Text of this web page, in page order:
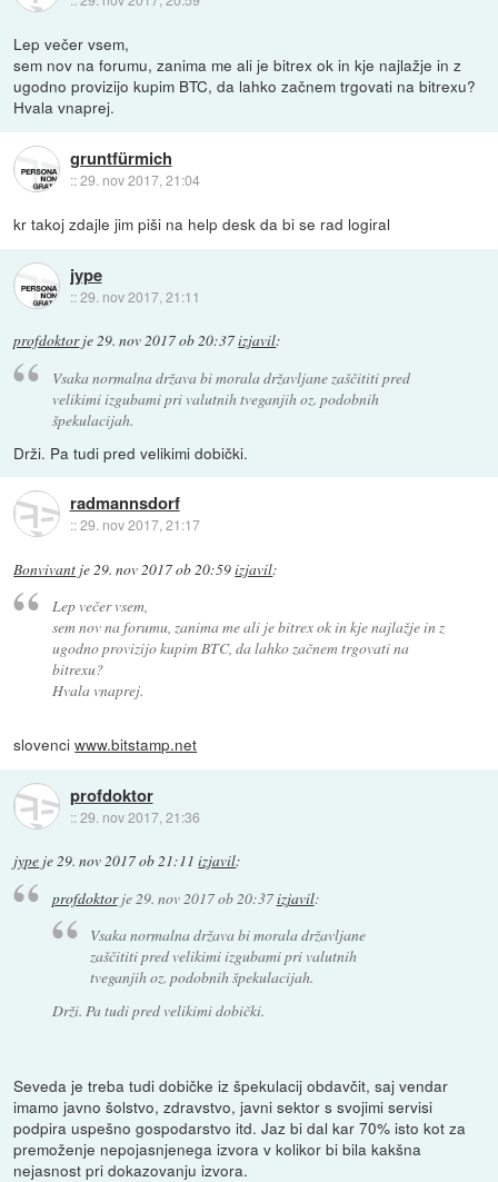
Lep večer vsem,
sem nov na forumu, zanima me ali je bitrex ok in kje najlažje in z
ugodno provizijo kupim BTC, da lahko začnem trgovati na bitrexu?
Hvala vnaprej.
gruntfürmich
::29. nov 2017, 21:04
kr takoj zdajle jim piši na help desk da bi se rad logiral
jype
::29. nov 2017, 21:11
profdoktorje29. nov 2017 ob 20:37izjavil:
Vsaka normalna država bi morala državljane zaščititi pred
velikimi izgubami pri valutnih tveganjih oz. podobnih
špekulacijah.
Drži. Pa tudi pred velikimi dobički.
radmannsdorf
::29. nov 2017, 21:17
Bonvivant je29. nov 2017 ob 20:59izjavil:
Lep večer vsem,
sem nov na forumu, zanima me ali je bitrex ok in kje najlažje in z
ugodno provizijo kupim BTC, da lahko začnem trgovati na
bitrexu?
Hvala vnaprej.
slovenciwww.bitstamp.net
profdoktor
::29. nov 2017, 21:36
jype je29. nov 2017 ob 21:11 izjavil:
profdoktorje29. nov 2017 ob 20:37izjavil:
Vsaka normalna država bi morala državljane
zaščititi pred velikimi izgubami pri valutnih
tveganjih oz. podobnih špekulacijah.
Drži. Pa tudi pred velikimi dobički.
Seveda je treba tudi dobičke iz špekulacij obdavčit, saj vendar
imamo javno šolstvo, zdravstvo, javni sektor s svojimi servisi
podpira uspešno gospodarstvo itd. Jaz bi dal kar 70% isto kot za
premoženje nepojasnjenega izvora v kolikor bi bila kakšna
nejasnost pri dokazovanju izvora.